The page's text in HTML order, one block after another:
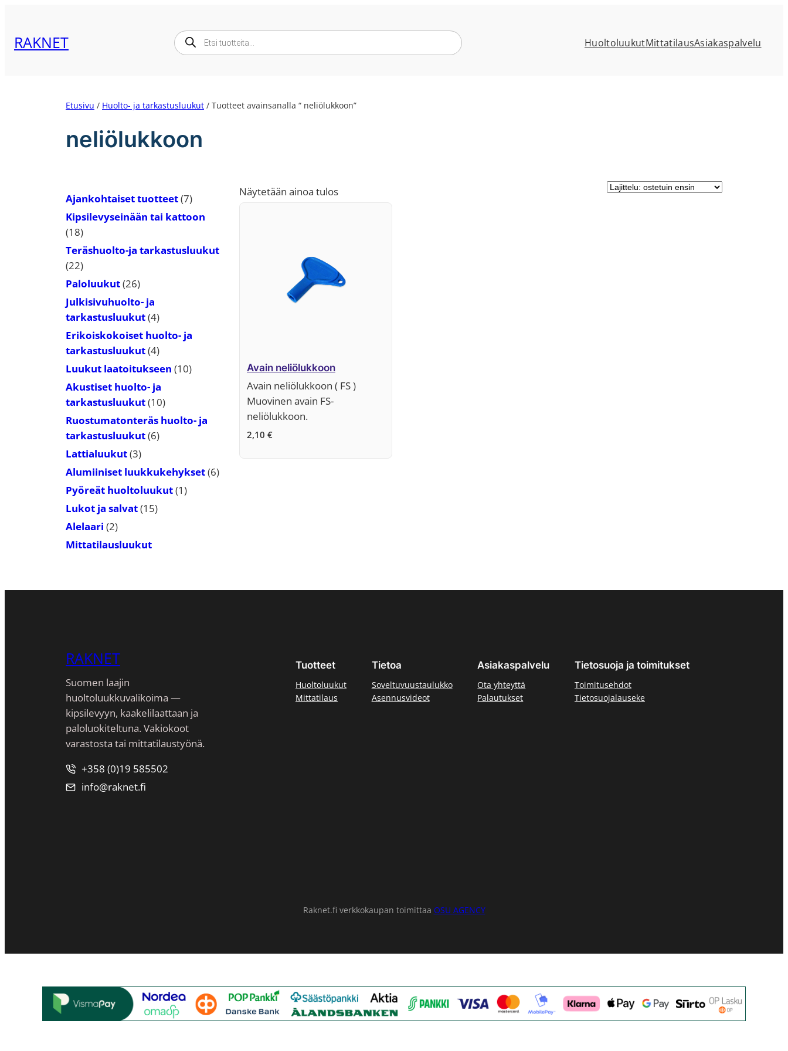
RAKNET Products
search HuoltoluukutMittatilausAsiakaspalvelu
Etusivu / Huolto- ja tarkastusluukut / Tuotteet avainsanalla “ neliölukkoon”
neliölukkoon
Ajankohtaiset tuotteet 77
tuotetta
Kipsilevyseinään tai kattoon
1818
tuotetta
Teräshuolto-ja tarkastusluukut
2222
tuotetta
Paloluukut 2626
tuotetta
Julkisivuhuolto- ja
tarkastusluukut 44
tuotetta
Erikoiskokoiset huolto- ja
tarkastusluukut 44
tuotetta
Luukut laatoitukseen 1010
Akustiset huolto- ja
tarkastusluukut 1010
tuotetta
Ruostumatonteräs huolto- ja
tarkastusluukut 66
Lattialuukut 33
tuotetta
Alumiiniset luukkukehykset 66
Pyöreät huoltoluukut 11
Lukot ja salvat 1515
Alelaari 22
tuotetta
Mittatilausluukut
Näytetään ainoa tulos
Avain neliölukkoon
Avain neliölukkoon ( FS )
Muovinen avain FS-
neliölukkoon.
2,10 €
RAKNET
Suomen laajin
huoltoluukkuvalikoima —
kipsilevyyn, kaakeli­laattaan ja
paloluokiteltuna. Vakiokoot
varastosta tai mittatilaustyönä.
+358 (0)19 585502
info@raknet.fi
Tuotteet
Huoltoluukut
Mittatilaus
Tietoa
Soveltuvuustaulukko
Asennusvideot
Asiakaspalvelu
Ota yhteyttä
Palautukset
Tietosuoja ja toimitukset
Toimitusehdot
Tietosuojalauseke
Raknet.fi verkkokaupan toimittaa OSU AGENCY